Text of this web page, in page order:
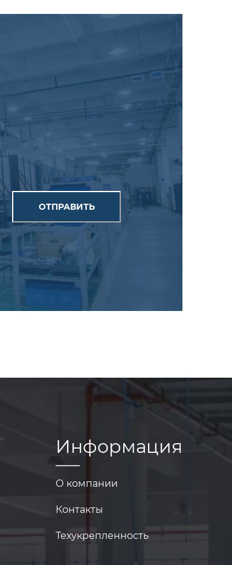
ОТПРАВИТЬ
Информация
О компании
Контакты
Техукрепленность